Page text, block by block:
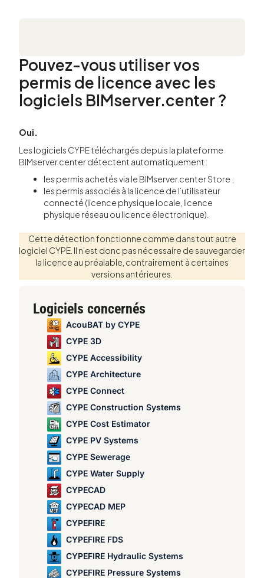
Pouvez-vous utiliser vos
permis de licence avec les
logiciels BIMserver.center ?
Oui.
Les logiciels CYPE téléchargés depuis la plateforme
BIMserver.center détectent automatiquement :
les permis achetés via le BIMserver.center Store ;
les permis associés à la licence de l’utilisateur
connecté (licence physique locale, licence
physique réseau ou licence électronique).
Cette détection fonctionne comme dans tout autre
logiciel CYPE. Il n’est donc pas nécessaire de sauvegarder
la licence au préalable, contrairement à certaines
versions antérieures.
Logiciels concernés
AcouBAT by CYPE
CYPE 3D
CYPE Accessibility
CYPE Architecture
CYPE Connect
CYPE Construction Systems
CYPE Cost Estimator
CYPE PV Systems
CYPE Sewerage
CYPE Water Supply
CYPECAD
CYPECAD MEP
CYPEFIRE
CYPEFIRE FDS
CYPEFIRE Hydraulic Systems
CYPEFIRE Pressure Systems